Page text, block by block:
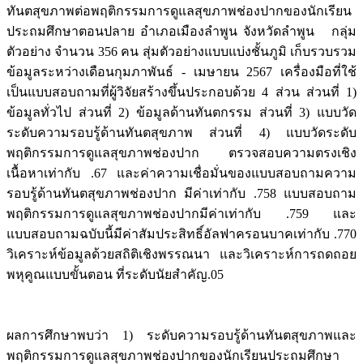
ทันตสุขภาพต่อพฤติกรรมการดูแลสุขภาพช่องปากของนักเรียน
ประถมศึกษาตอนปลาย อำเภอเมืองลำพูน จังหวัดลำพูน กลุ่ม
ตัวอย่าง จำนวน 356 คน สุ่มตัวอย่างแบบแบ่งชั้นภูมิ เก็บรวบรวม
ข้อมูลระหว่างเดือนกุมภาพันธ์ - เมษายน 2567 เครื่องมือที่ใช้
เป็นแบบสอบถามที่ผู้วิจัยสร้างขึ้นประกอบด้วย 4 ส่วน ส่วนที่ 1)
ข้อมูลทั่วไป ส่วนที่ 2) ข้อมูลด้านทันตกรรม ส่วนที่ 3) แบบวัด
ระดับความรอบรู้ด้านทันตสุขภาพ ส่วนที่ 4) แบบวัดระดับ
พฤติกรรมการดูแลสุขภาพช่องปาก ตรวจสอบความตรงเชิง
เนื้อหาเท่ากับ .67 และค่าความเชื่อมั่นของแบบสอบถามความ
รอบรู้ด้านทันตสุขภาพช่องปาก มีค่าเท่ากับ .758 แบบสอบถาม
พฤติกรรมการดูแลสุขภาพช่องปากมีค่าเท่ากับ .759 และ
แบบสอบถามฉบับนี้มีค่าสัมประสิทธิ์อัลฟาครอนบาคเท่ากับ .770
วิเคราะห์ข้อมูลด้วยสถิติเชิงพรรณนา และวิเคราะห์การถดถอย
พหุคูณแบบขั้นตอน ที่ระดับนัยสำคัญ.05
ผลการศึกษาพบว่า 1) ระดับความรอบรู้ด้านทันตสุขภาพและ
พฤติกรรมการดูแลสุขภาพช่องปากของนักเรียนประถมศึกษา